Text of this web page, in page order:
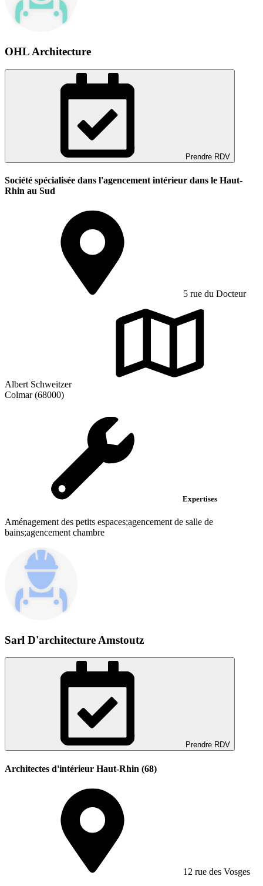
OHL Architecture
Prendre RDV
Société spécialisée dans l'agencement intérieur dans le Haut-
Rhin au Sud
5 rue du Docteur
Albert Schweitzer
Colmar (68000)
Expertises
Aménagement des petits espaces;agencement de salle de
bains;agencement chambre
Sarl D'architecture Amstoutz
Prendre RDV
Architectes d'intérieur Haut-Rhin (68)
12 rue des Vosges